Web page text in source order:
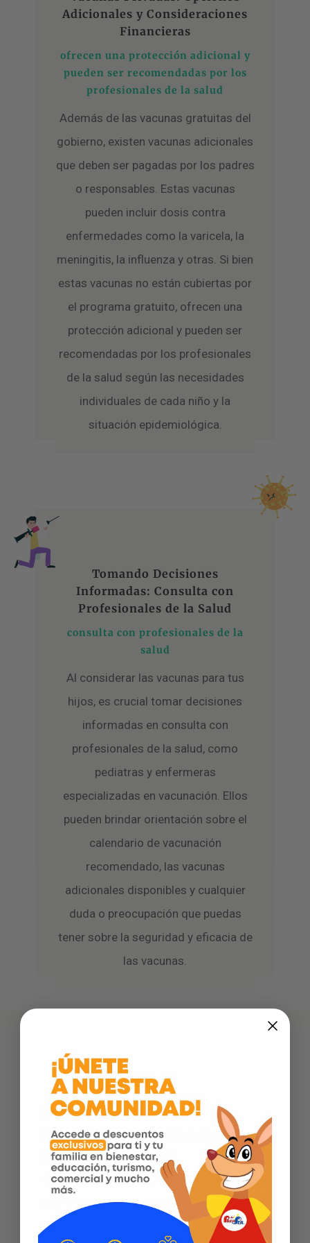
Adicionales y Consideraciones
Financieras
ofrecen una protección adicional y
pueden ser recomendadas por los
profesionales de la salud
Además de las vacunas gratuitas del
gobierno, existen vacunas adicionales
que deben ser pagadas por los padres
o responsables. Estas vacunas
pueden incluir dosis contra
enfermedades como la varicela, la
meningitis, la influenza y otras. Si bien
estas vacunas no están cubiertas por
el programa gratuito, ofrecen una
protección adicional y pueden ser
recomendadas por los profesionales
de la salud según las necesidades
individuales de cada niño y la
situación epidemiológica.
Tomando Decisiones
Informadas: Consulta con
Profesionales de la Salud
consulta con profesionales de la
salud
Al considerar las vacunas para tus
hijos, es crucial tomar decisiones
informadas en consulta con
profesionales de la salud, como
pediatras y enfermeras
especializadas en vacunación. Ellos
pueden brindar orientación sobre el
calendario de vacunación
recomendado, las vacunas
adicionales disponibles y cualquier
duda o preocupación que puedas
tener sobre la seguridad y eficacia de
las vacunas.
Vacunación Infantil:
Información Esencial para
Padres en Colombia
El Dr. Luis Eduardo Botero, pediatra experto y
aliado en el cuidado infantil, enfatiza que la
vacunación en niños es responsabilidad de